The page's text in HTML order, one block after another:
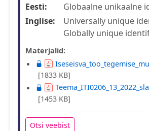
Eesti:
Globaalne unikaalne
Inglise:
Universally unique
Globally unique
Materjalid:
[1833 KB]
[1453 KB]
Otsi veebist